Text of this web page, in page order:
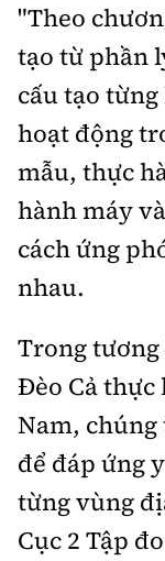
"Theo
tạo từ phần
cấu tạo từng
hoạt động
mẫu, thực
hành máy
cáchứng
nhau.
Trong
Đèo Cả thực
Nam, chúng
để đáp ứng
từng vùng
Cục 2 Tập